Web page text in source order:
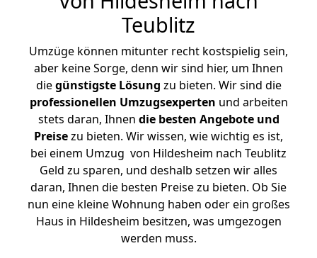
Teublitz
Umzüge können mitunter recht kostspielig sein,
aber keine Sorge, denn wir sind hier, um Ihnen
diegünstigste Lösung zu bieten. Wir sind die
professionellen Umzugsexperten und arbeiten
stets daran, Ihnen die besten Angebote und
Preisezu bieten. Wir wissen, wie wichtig es ist,
bei einem Umzug von Hildesheim nach Teublitz
Geld zu sparen, und deshalb setzen wir alles
daran, Ihnen die besten Preise zu bieten. Ob Sie
nun eine kleine Wohnung haben oder ein großes
Haus in Hildesheim besitzen, was umgezogen
werden muss.